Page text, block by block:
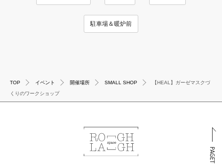
駐車場＆暖炉前
TOP イベント 開催場所 SMALL SHOP
【HEAL】ガーゼマスクづ
くりのワークショップ
PAGETOP